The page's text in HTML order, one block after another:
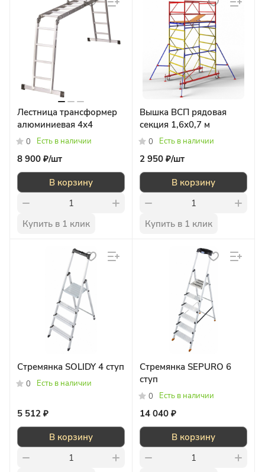
Лестница трансформер
алюминиевая 4х4
0 Есть в наличии
8 900 ₽/шт
В корзину
Купить в 1 клик
Вышка ВСП рядовая
секция 1,6х0,7 м
0 Есть в наличии
2 950 ₽/шт
В корзину
Купить в 1 клик
Стремянка SOLIDY 4 ступ
0 Есть в наличии
5 512 ₽
В корзину
Стремянка SEPURO 6
ступ
0 Есть в наличии
14 040 ₽
В корзину